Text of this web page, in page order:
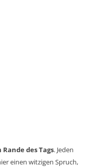
des Tags. Jeden
einen witzigen Spruch,